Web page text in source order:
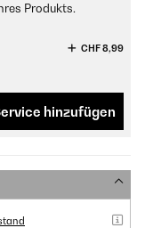
Produkts.
CHF 8,99
hinzufügen